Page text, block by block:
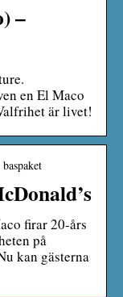
–
en El Maco
är livet!
firar 20-års
på
kan gästerna